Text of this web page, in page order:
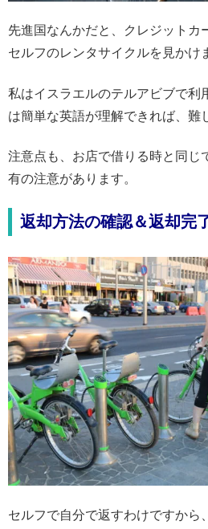
先進国なんかだと、クレジットカ
セルフのレンタサイクルを見かけ
私はイスラエルのテルアビブで利
は簡単な英語が理解できれば、難
注意点も、お店で借りる時と同じ
有の注意があります。
返却方法の確認＆返却完
セルフで自分で返すわけですから、